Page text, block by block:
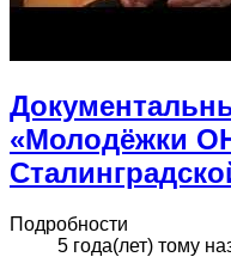
«Молодёжки
Подробности
5 года(лет) тому